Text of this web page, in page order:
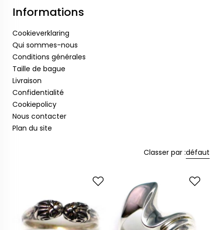
Informations
Cookieverklaring
Qui sommes-nous
Conditions générales
Taille de bague
Livraison
Confidentialité
Cookiepolicy
Nous contacter
Plan du site
Classer par :défaut